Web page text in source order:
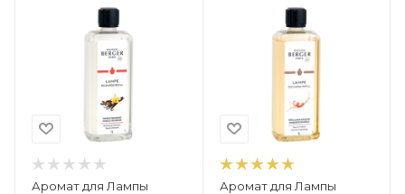
Аромат для Лампы
Аромат для Лампы